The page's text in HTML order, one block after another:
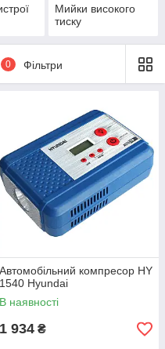
Мийки високого
тиску
0 Фільтри
Автомобільний компресор HY
1540 Hyundai
В наявності
1 934 ₴